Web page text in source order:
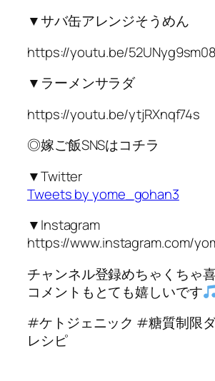
▼サバ缶アレンジそうめん
https://youtu.be/52UNyg9sm08
▼ラーメンサラダ
https://youtu.be/ytjRXnqf74s
◎嫁ご飯SNSはコチラ
▼Twitter
Tweets by yome_gohan3
▼Instagram
https://www.instagram.com/
チャンネル登録めちゃくちゃ
コメントもとても嬉しいです
#ケトジェニック #糖質制限
レシピ